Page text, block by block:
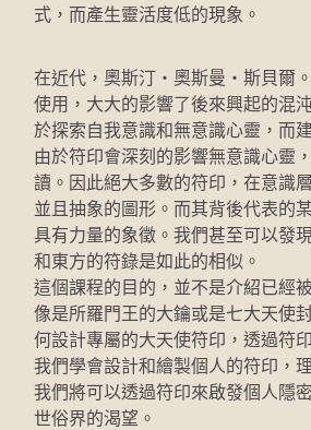
式，而產生靈活度低的現象。
在近代，奧斯汀‧奧斯曼‧斯貝爾
使用，大大的影響了後來興起的混
於探索自我意識和無意識心靈，而
由於符印會深刻的影響無意識心靈
讀。因此絕大多數的符印，在意識
並且抽象的圖形。而其背後代表的
具有力量的象徵。我們甚至可以發
和東方的符錄是如此的相似。
這個課程的目的，並不是介紹已經
像是所羅門王的大鑰或是七大天使
何設計專屬的大天使符印，透過符
我們學會設計和繪製個人的符印，
我們將可以透過符印來啟發個人隱
世俗界的渴望。